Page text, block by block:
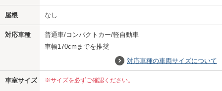
屋根 なし
対応車種
普通車/コンパクトカー/軽自動車
車幅170cmまでを推奨
対応車種の車両サイズについて
車室サイズ ※サイズを必ずご確認ください。